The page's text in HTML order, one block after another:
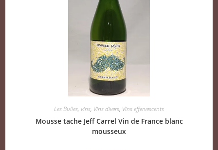
Les Bulles, vins, Vins divers, Vins effervescents
Mousse tache Jeff Carrel Vin de France blanc
mousseux